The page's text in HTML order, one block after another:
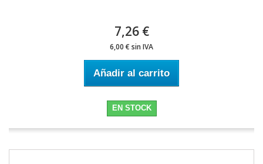
7,26 €
6,00 € sin IVA
Añadir al carrito
EN STOCK